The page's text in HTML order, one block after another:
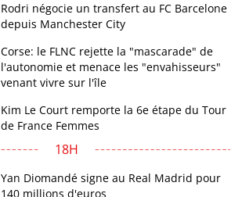
Rodri négocie un transfert au FC Barcelone
depuis Manchester City
Corse: le FLNC rejette la "mascarade" de
l'autonomie et menace les "envahisseurs"
venant vivre sur l'île
Kim Le Court remporte la 6e étape du Tour
de France Femmes
18H
Yan Diomandé signe au Real Madrid pour
140 millions d'euros